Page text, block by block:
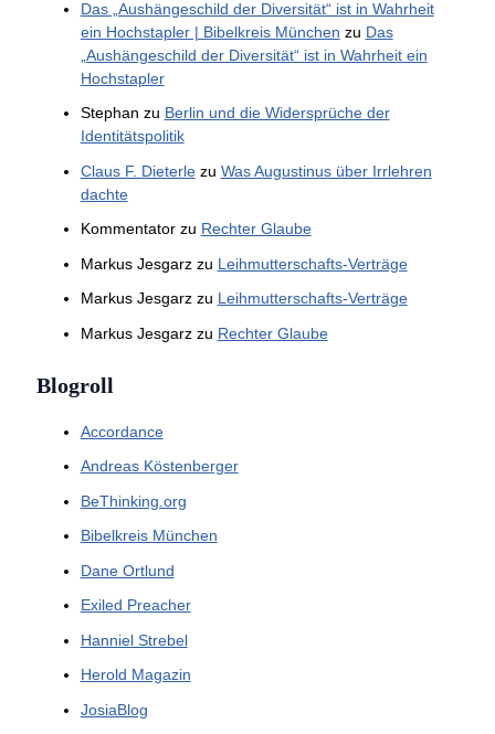
Das „Aushängeschild der Diversität“ ist in Wahrheit
ein Hochstapler | Bibelkreis München zu Das
„Aushängeschild der Diversität“ ist in Wahrheit ein
Hochstapler
Stephan zu Berlin und die Widersprüche der
Identitätspolitik
Claus F. Dieterlezu Was Augustinus über Irrlehren
dachte
Kommentatorzu Rechter Glaube
Markus Jesgarzzu Leihmutterschafts-Verträge
Markus Jesgarzzu Leihmutterschafts-Verträge
Markus Jesgarzzu Rechter Glaube
Blogroll
Accordance
Andreas Köstenberger
BeThinking.org
Bibelkreis München
Dane Ortlund
Exiled Preacher
Hanniel Strebel
Herold Magazin
JosiaBlog